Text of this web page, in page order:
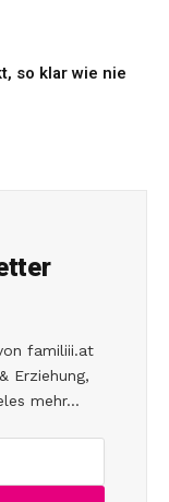
so klar wie nie
familiii.at
Erziehung,
mehr...